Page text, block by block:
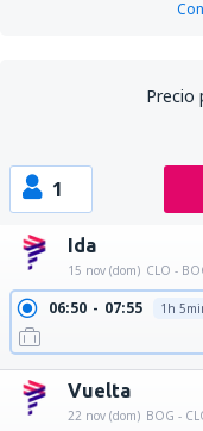
Precio
1
Ida
15 nov (dom) CLO -
06:50 07:55 1h
Vuelta
22 nov (dom) BOG -